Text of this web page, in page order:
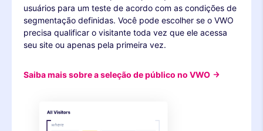
usuários para um teste de acordo com as condições de
segmentação definidas. Você pode escolher se o VWO
precisa qualificar o visitante toda vez que ele acessa
seu site ou apenas pela primeira vez.
Saiba mais sobre a seleção de público no VWO